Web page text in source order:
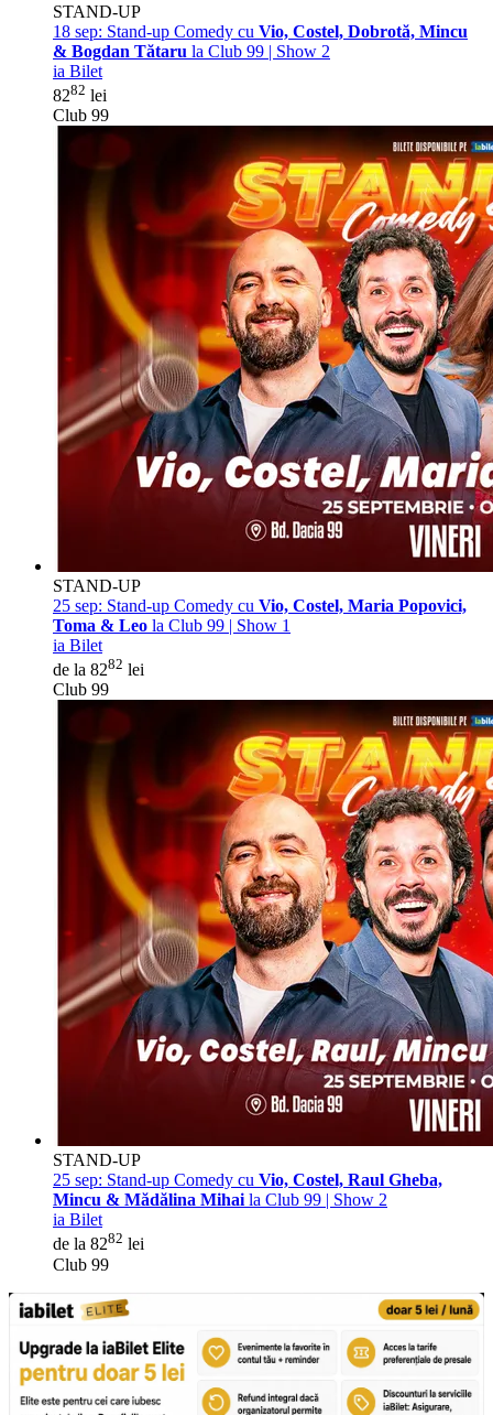
STAND-UP
18 sep: Stand-up Comedy cu Vio, Costel, Dobrotă, Mincu
& Bogdan Tătaru la Club 99 | Show 2
ia Bilet
8282 lei
Club 99
STAND-UP
25 sep: Stand-up Comedy cu Vio, Costel, Maria Popovici,
Toma & Leo la Club 99 | Show 1
ia Bilet
de la 8282 lei
Club 99
STAND-UP
25 sep: Stand-up Comedy cu Vio, Costel, Raul Gheba,
Mincu & Mădălina Mihai la Club 99 | Show 2
ia Bilet
de la 8282 lei
Club 99